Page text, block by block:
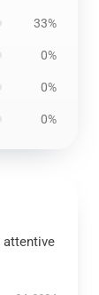
33%
0%
0%
0%
attentive